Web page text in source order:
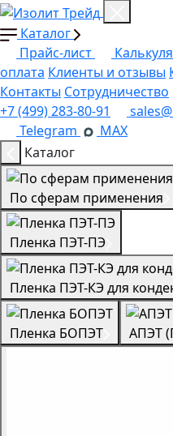
Каталог
Прайс-лист
оплата Клиенты и отзывы
Контакты Сотрудничество
+7 (499) 283-80-91
Telegram
MAX
Каталог
По сферам применения
Пленка ПЭТ-ПЭ
Пленка ПЭТ-КЭ для
Пленка БОПЭТ АПЭТ